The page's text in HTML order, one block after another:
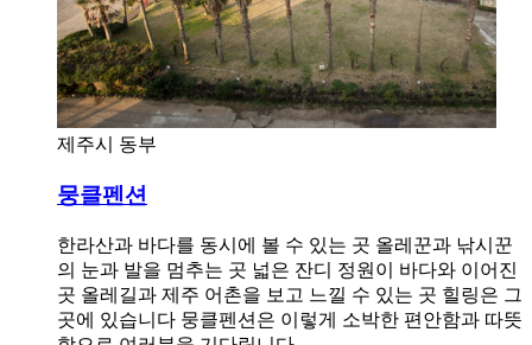
제주시 동부
뭉클펜션
한라산과 바다를 동시에 볼 수 있는 곳 올레꾼과 낚시꾼
의 눈과 발을 멈추는 곳 넓은 잔디 정원이 바다와 이어진
곳 올레길과 제주 어촌을 보고 느낄 수 있는 곳 힐링은 그
곳에 있습니다 뭉클펜션은 이렇게 소박한 편안함과 따뜻